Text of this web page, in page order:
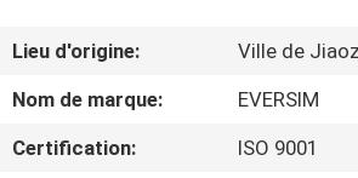
PRODUITS
VIDÉOS
Lieu d'origine:
Ville de
Nom de marque:
EVERSIM
Certification:
ISO 9001